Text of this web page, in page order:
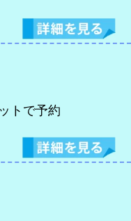
トで予約